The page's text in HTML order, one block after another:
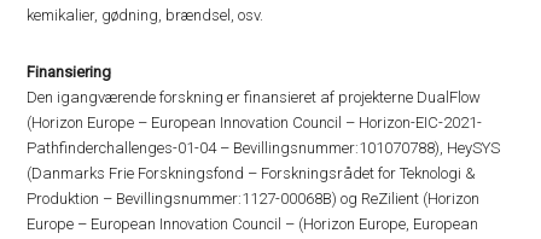
kemikalier, gødning, brændsel, osv.
Finansiering
Den igangværende forskning er finansieret af projekterne DualFlow
(Horizon Europe – European Innovation Council – Horizon-EIC-2021-
Pathfinderchallenges-01-04 – Bevillingsnummer:101070788), HeySYS
(Danmarks Frie Forskningsfond – Forskningsrådet for Teknologi &
Produktion – Bevillingsnummer:1127-00068B) og ReZilient (Horizon
Europe – European Innovation Council – (Horizon Europe, European